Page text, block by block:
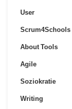
User
Scrum4Schools
About Tools
Agile
Soziokratie
Writing